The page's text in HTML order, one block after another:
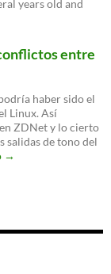
years old and
entre
haber sido el
Linux. Así
ZDNet y lo cierto
salidas de tono del
Linux
→